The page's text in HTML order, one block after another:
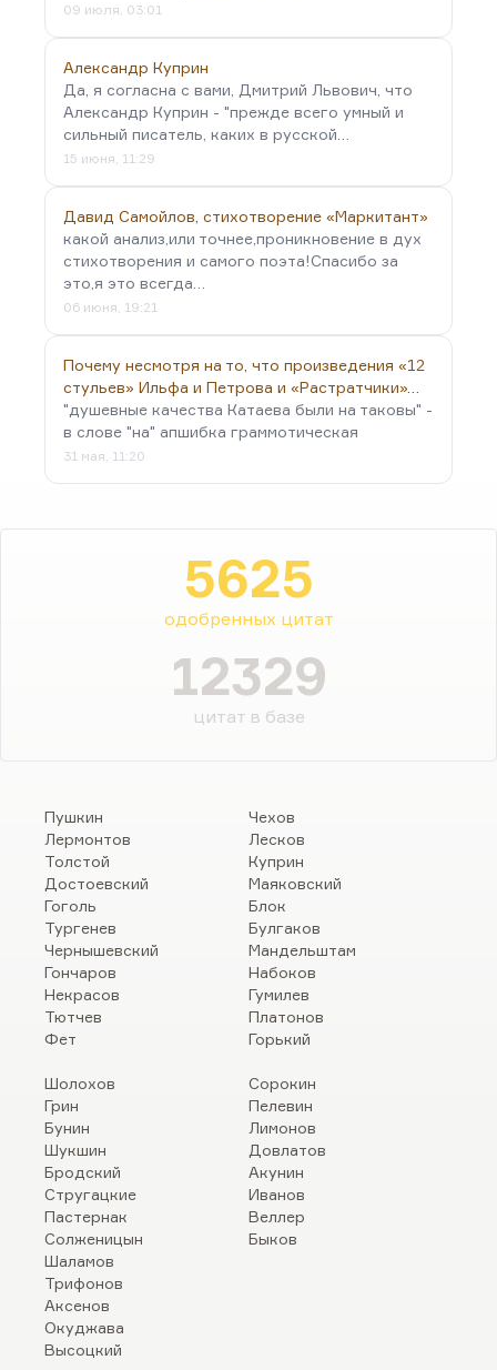
09 июля, 03:01
Александр Куприн
Да, я согласна с вами, Дмитрий Львович, что
Александр Куприн - "прежде всего умный и
сильный писатель, каких в русской…
15 июня, 11:29
Давид Самойлов, стихотворение «Маркитант»
какой анализ,или точнее,проникновение в дух
стихотворения и самого поэта!Спасибо за
это,я это всегда…
06 июня, 19:21
Почему несмотря на то, что произведения «12
стульев» Ильфа и Петрова и «Растратчики»…
"душевные качества Катаева были на таковы" -
в слове "на" апшибка граммотическая
31 мая, 11:20
5625
одобренных цитат
12329
цитат в базе
Пушкин
Лермонтов
Толстой
Достоевский
Гоголь
Тургенев
Чернышевский
Гончаров
Некрасов
Тютчев
Фет
Чехов
Лесков
Куприн
Маяковский
Блок
Булгаков
Мандельштам
Набоков
Гумилев
Платонов
Горький
Шолохов
Грин
Бунин
Шукшин
Бродский
Стругацкие
Пастернак
Солженицын
Шаламов
Трифонов
Аксенов
Окуджава
Высоцкий
Сорокин
Пелевин
Лимонов
Довлатов
Акунин
Иванов
Веллер
Быков